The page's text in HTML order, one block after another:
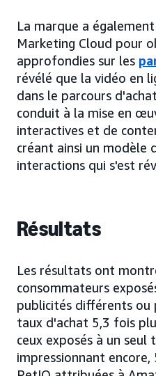
La marque a
Marketing Cloud pour
approfondies sur les
révélé que la vidéo en
dans le parcours
conduit à la mise en
interactives et de
créant ainsi un modèle
interactions qui s'est
Résultats
Les résultats ont
consommateurs
publicités différents ou
taux d'achat 5,3 fois
ceux exposés à un
impressionnant